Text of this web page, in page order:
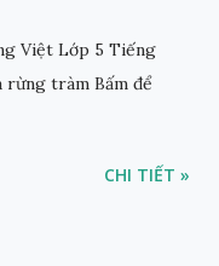
Việt Lớp 5 Tiếng
rừng tràm Bấm để
CHI TIẾT »